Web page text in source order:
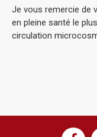
Je vous remercie de
en pleine santé le
circulation